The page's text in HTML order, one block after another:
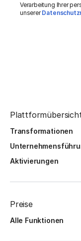
Verarbeitung Ihrer
unserer
Transformationen
Aktivierungen
Preise
Alle Funktionen